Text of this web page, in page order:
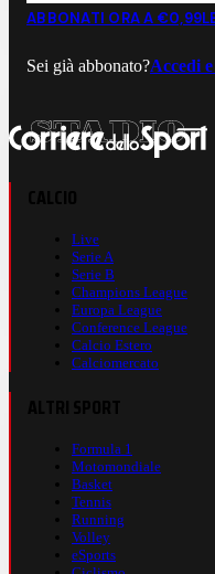
ABBONATI ORA A €0,99
Sei già abbonato?Accedi
Live
Serie A
Serie B
Champions League
Europa League
Conference League
Calcio Estero
Calciomercato
Formula 1
Motomondiale
Basket
Tennis
Running
Volley
eSports